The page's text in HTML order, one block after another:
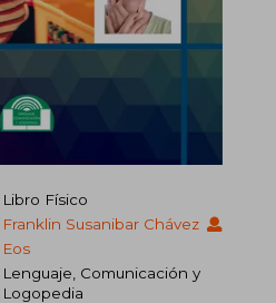
Libro Físico
Franklin Susanibar Chávez
Eos
Lenguaje, Comunicación y
Logopedia